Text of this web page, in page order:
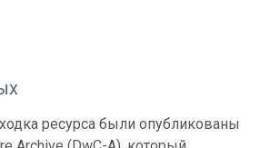
ресурса были опубликованы